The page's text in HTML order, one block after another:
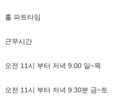
홀 파트타임
근무시간
오전 11시 부터 저녁 9:00 일~목
오전 11시 부터 저녁 9:30분 금~토